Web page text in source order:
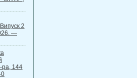
2
—
ра, 144
0